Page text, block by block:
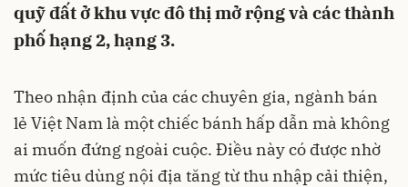
quỹ đất ở khu vực đô thị mở rộng và các thành
phố hạng 2, hạng 3.
Theo nhận định của các chuyên gia, ngành bán
lẻ Việt Nam là một chiếc bánh hấp dẫn mà không
ai muốn đứng ngoài cuộc. Điều này có được nhờ
mức tiêu dùng nội địa tăng từ thu nhập cải thiện,